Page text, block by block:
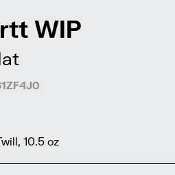
WIP
10.5 oz